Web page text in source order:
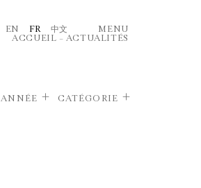
EN FR 中文
MENU
ACCUEIL – ACTUALITÉS
ANNÉE CATÉGORIE